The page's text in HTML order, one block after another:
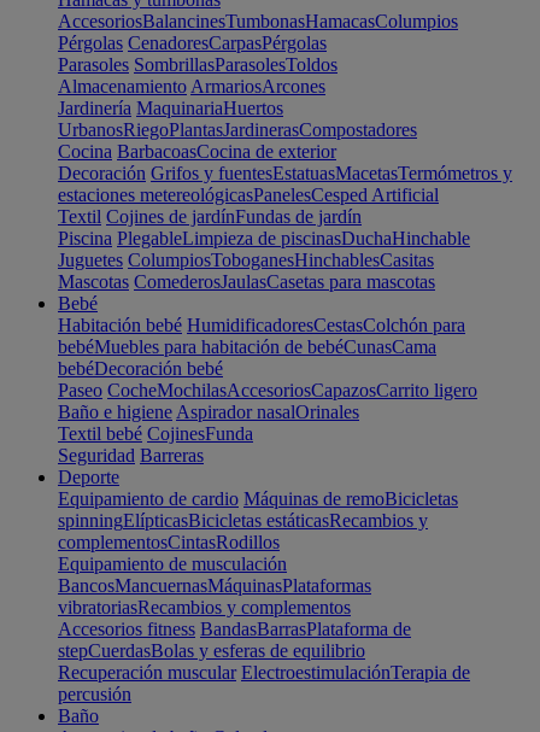
AccesoriosBalancinesTumbonasHamacasColumpios
Pérgolas CenadoresCarpasPérgolas
Parasoles SombrillasParasolesToldos
Almacenamiento ArmariosArcones
Jardinería MaquinariaHuertos
UrbanosRiegoPlantasJardinerasCompostadores
Cocina BarbacoasCocina de exterior
Decoración Grifos y fuentesEstatuasMacetasTermómetros y
estaciones metereológicasPanelesCesped Artificial
Textil Cojines de jardínFundas de jardín
Piscina PlegableLimpieza de piscinasDuchaHinchable
Juguetes ColumpiosToboganesHinchablesCasitas
Mascotas ComederosJaulasCasetas para mascotas
Bebé
Habitación bebé HumidificadoresCestasColchón para
bebéMuebles para habitación de bebéCunasCama
bebéDecoración bebé
Paseo CocheMochilasAccesoriosCapazosCarrito ligero
Baño e higiene Aspirador nasalOrinales
Textil bebé CojinesFunda
Seguridad Barreras
Deporte
Equipamiento de cardio Máquinas de remoBicicletas
spinningElípticasBicicletas estáticasRecambios y
complementosCintasRodillos
Equipamiento de musculación
BancosMancuernasMáquinasPlataformas
vibratoriasRecambios y complementos
Accesorios fitness BandasBarrasPlataforma de
stepCuerdasBolas y esferas de equilibrio
Recuperación muscular ElectroestimulaciónTerapia de
percusión
Baño